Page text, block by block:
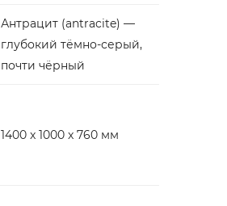
Антрацит (antracite) —
глубокий тёмно-серый,
почти чёрный
1400 x 1000 x 760 мм